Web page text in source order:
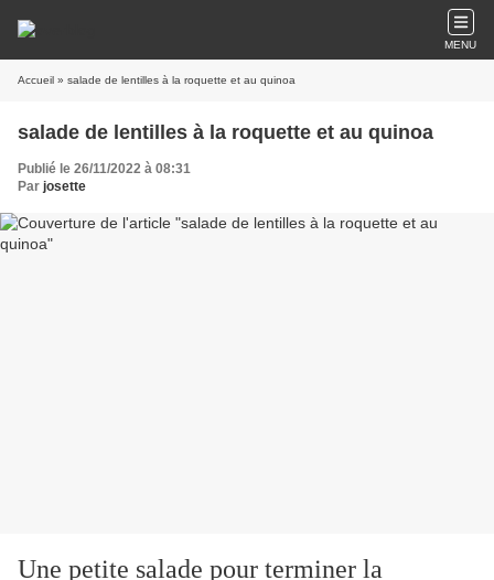
MENU
Accueil » salade de lentilles à la roquette et au quinoa
salade de lentilles à la roquette et au quinoa
Publié le 26/11/2022 à 08:31
Par josette
Une petite salade pour terminer la